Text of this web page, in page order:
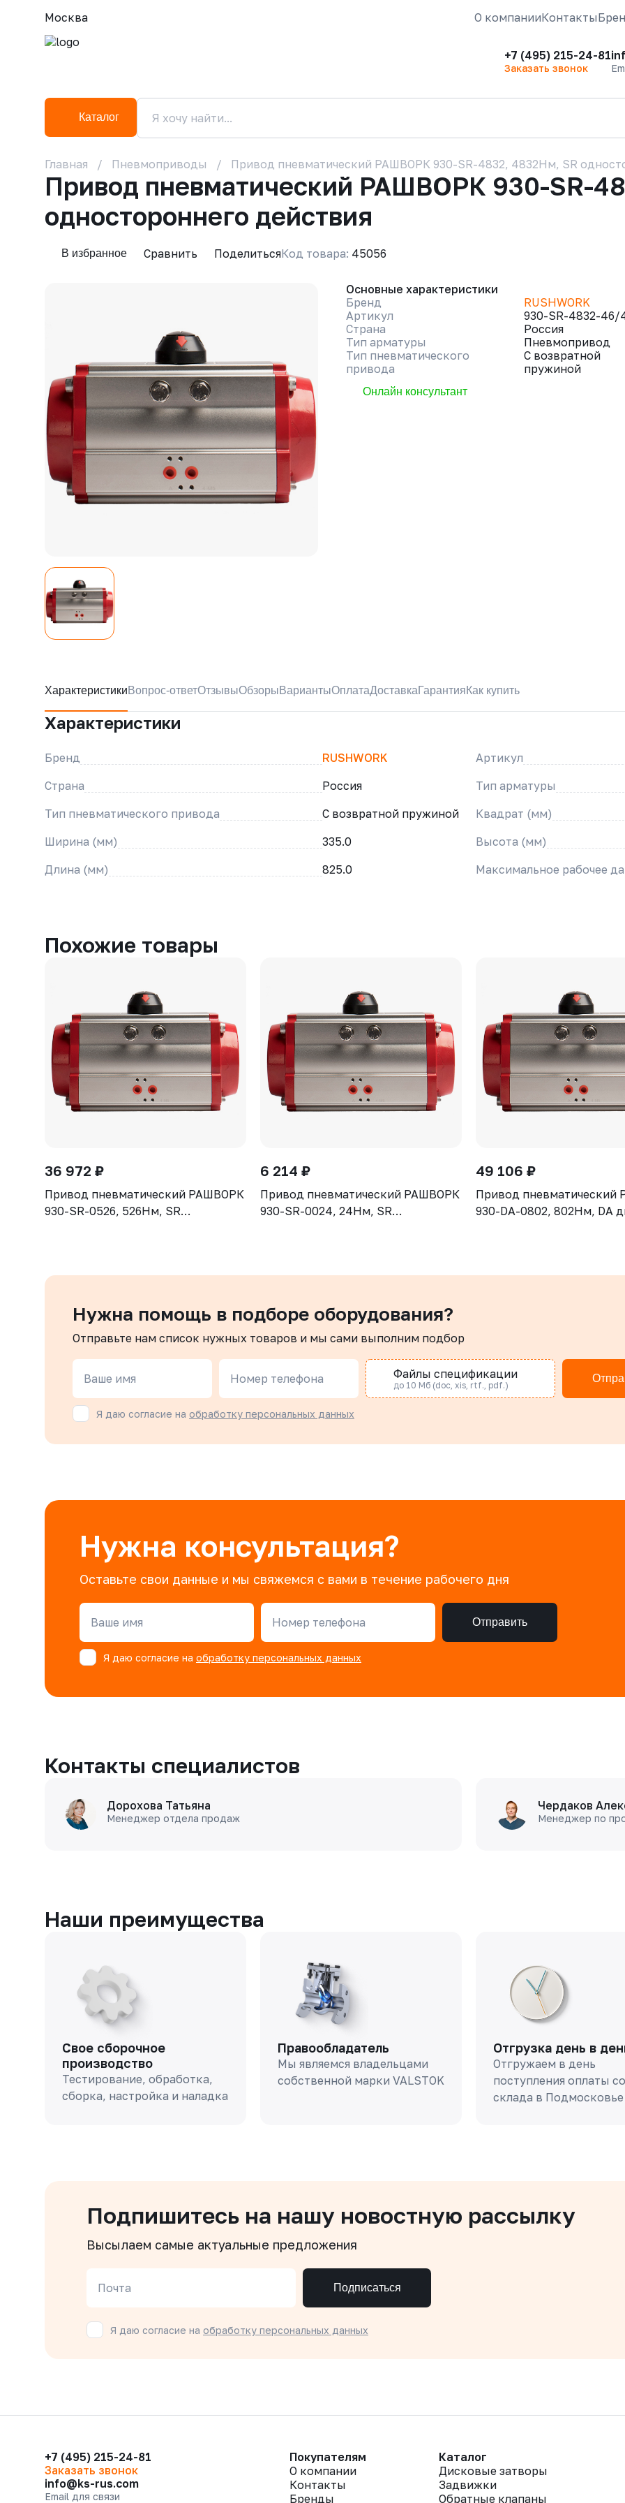
Москва О компанииКонтакты
+7 (495) 215-24-81
Заказать звонок
Каталог
Главная Пневмоприводы Привод пневматический РАШВОРК 930-SR-4832, 4832Нм, SR
Привод пневматический РАШВОРК 930-SR-
одностороннего действия
В избранное Сравнить ПоделитьсяКод товара: 45056
Основные характеристики
Бренд
RUSHWORK
Артикул
930-SR-4832-46/
Страна
Россия
Тип арматуры
Пневмопривод
Тип пневматического
привода
С возвратной
пружиной
Онлайн консультант
Характеристики Вопрос-ответОтзывыОбзоры ВариантыОплатаДоставка Гарантия Как купить
Характеристики
Бренд RUSHWORK
Артикул
Страна
Россия
Тип арматуры
Тип пневматического привода
С возвратной пружиной
Квадрат (мм)
Ширина (мм)
335.0
Высота (мм)
Длина (мм)
825.0 Максимальное рабочее
Похожие товары
36 972 ₽
Привод пневматический РАШВОРК
930-SR-0526, 526Нм, SR
6 214 ₽
Привод пневматический РАШВОРК
930-SR-0024, 24Нм, SR
49 106 ₽
Привод
930-DA-0802, 802Нм, DA
Нужна помощь в подборе оборудования?
Отправьте нам список нужных товаров и мы сами выполним подбор
Ваше имя Номер телефона Файлы спецификации
до 10 Мб (doc, xis, rtf., pdf.)
Я даю согласие на обработку персональных данных
Нужна консультация?
Оставьте свои данные и мы свяжемся с вами в течение рабочего дня
Ваше имя Номер телефона Отправить
Я даю согласие на обработку персональных данных
Контакты специалистов
Дорохова Татьяна
Менеджер отдела продаж
Чердаков
Менеджер по
Наши преимущества
Свое сборочное
производство
Тестирование, обработка,
сборка, настройка и наладка
Правообладатель
Мы являемся владельцами
собственной марки VALSTOK
Отгрузка день в
Отгружаем в день
поступления оплаты со
склада в Подмосковье
Подпишитесь на нашу новостную рассылку
Высылаем самые актуальные предложения
Почта Подписаться
Я даю согласие на обработку персональных данных
+7 (495) 215-24-81
Заказать звонок
info@ks-rus.com
Email для связи
Покупателям
О компании
Контакты
Бренды
Каталог
Дисковые затворы
Задвижки
Обратные клапаны